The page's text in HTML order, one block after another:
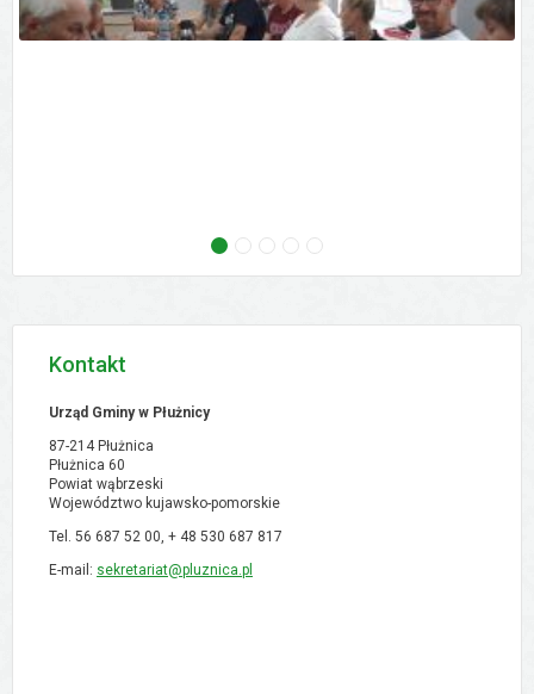
następne - Zebranie wiejskie - Ostrowo,
następne - Zebranie wiejskie - Orłowo,
następne - Zebranie wiejskie -
następne - XVI Sesja Rady
Kontakt
Urząd Gminy w Płużnicy
87-214 Płużnica
Płużnica 60
Powiat wąbrzeski
Województwo kujawsko-pomorskie
Tel. 56 687 52 00, + 48 530 687 817
E-mail: sekretariat@pluznica.pl